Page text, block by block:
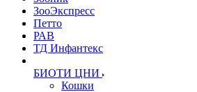
ЗооЭкспресс
Петто
РАВ
ТД Инфантекс
БИОТИ ЦНИ
Кошки